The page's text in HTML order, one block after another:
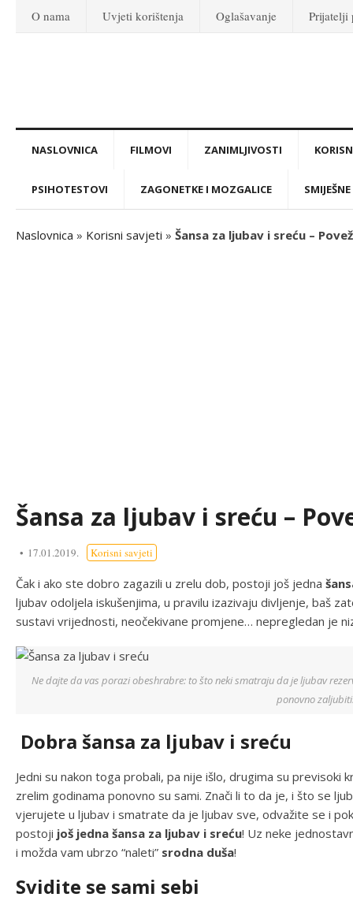
O nama Uvjeti korištenja Oglašavanje Prijatelji
NASLOVNICA FILMOVI ZANIMLJIVOSTI
PSIHOTESTOVI ZAGONETKE I MOZGALICE
Naslovnica » Korisni savjeti » Šansa za ljubav i sreću –
Šansa za ljubav i sreću –
17.01.2019. Korisni savjeti
Čak i ako ste dobro zagazili u zrelu dob, postoji još jedna
ljubav odoljela iskušenjima, u pravilu izazivaju divljenje, baš
sustavi vrijednosti, neočekivane promjene… nepregledan je
Ne dajte da vas porazi obeshrabre: to što neki smatraju da je ljubav
ponovno
Dobra šansa za ljubav i sreću
Jedni su nakon toga probali, pa nije išlo, drugima su previsoki
zrelim godinama ponovno su sami. Znači li to da je, i što se
vjerujete u ljubav i smatrate da je ljubav sve, odvažite se i
postoji još jedna šansa za ljubav i sreću! Uz neke
i možda vam ubrzo “naleti” srodna duša!
Svidite se sami sebi